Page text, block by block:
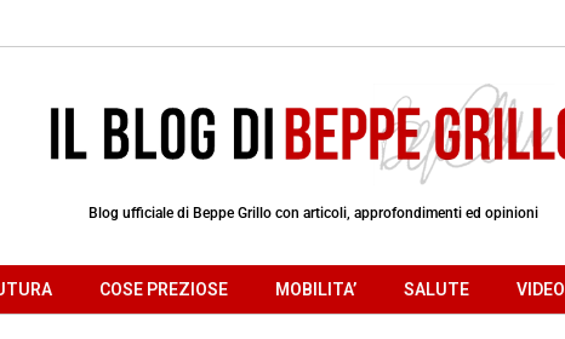
Blog ufficiale di Beppe Grillo con articoli, approfondimenti ed opinioni
COSE PREZIOSE MOBILITA’ SALUTE VIDEO